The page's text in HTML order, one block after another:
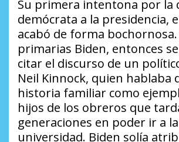
Su primera intentona por la
demócrata a la presidencia,
acabó de forma bochornosa.
primarias Biden, entonces
citar el discurso de un
Neil Kinnock, quien hablaba
historia familiar como
hijos de los obreros que
generaciones en poder ir a la
universidad. Biden solía